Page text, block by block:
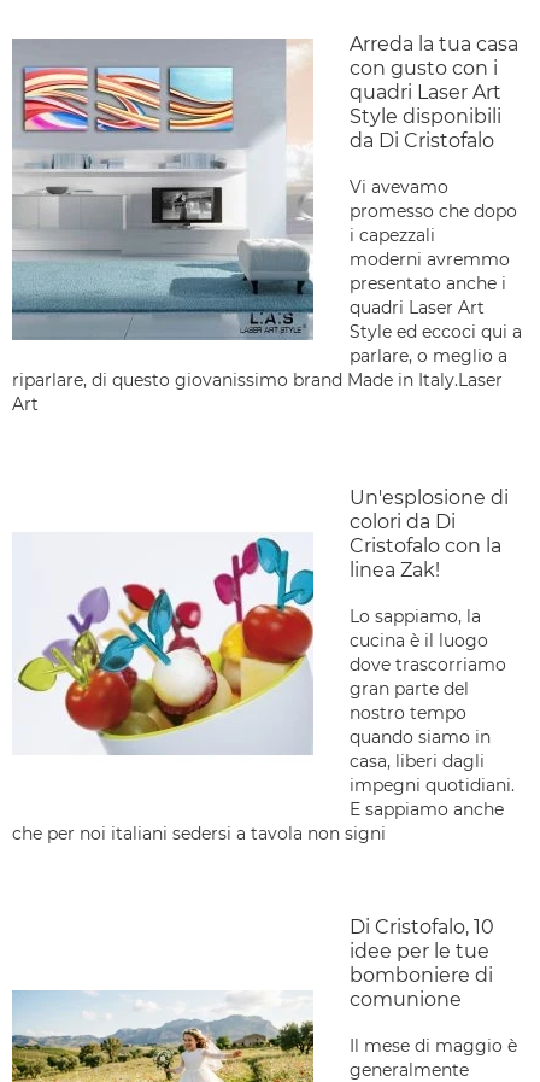
Arreda la tua casa
con gusto con i
quadri Laser Art
Style disponibili
da Di Cristofalo
Vi avevamo
promesso che dopo
i capezzali
moderni avremmo
presentato anche i
quadri Laser Art
Style ed eccoci qui a
parlare, o meglio a
riparlare, di questo giovanissimo brand Made in Italy.Laser
Art
Un'esplosione di
colori da Di
Cristofalo con la
linea Zak!
Lo sappiamo, la
cucina è il luogo
dove trascorriamo
gran parte del
nostro tempo
quando siamo in
casa, liberi dagli
impegni quotidiani.
E sappiamo anche
che per noi italiani sedersi a tavola non signi
Di Cristofalo, 10
idee per le tue
bomboniere di
comunione
Il mese di maggio è
generalmente